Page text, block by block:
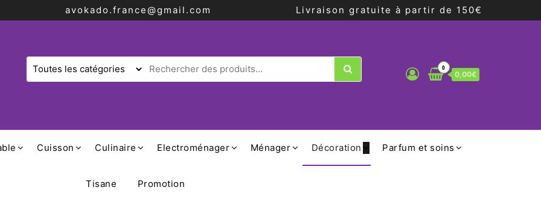
avokado.france@gmail.com Livraison gratuite à partir de 150€
0
0,00€
Cuisson Culinaire Electroménager Ménager Décoration Parfum et soins
Tisane Promotion